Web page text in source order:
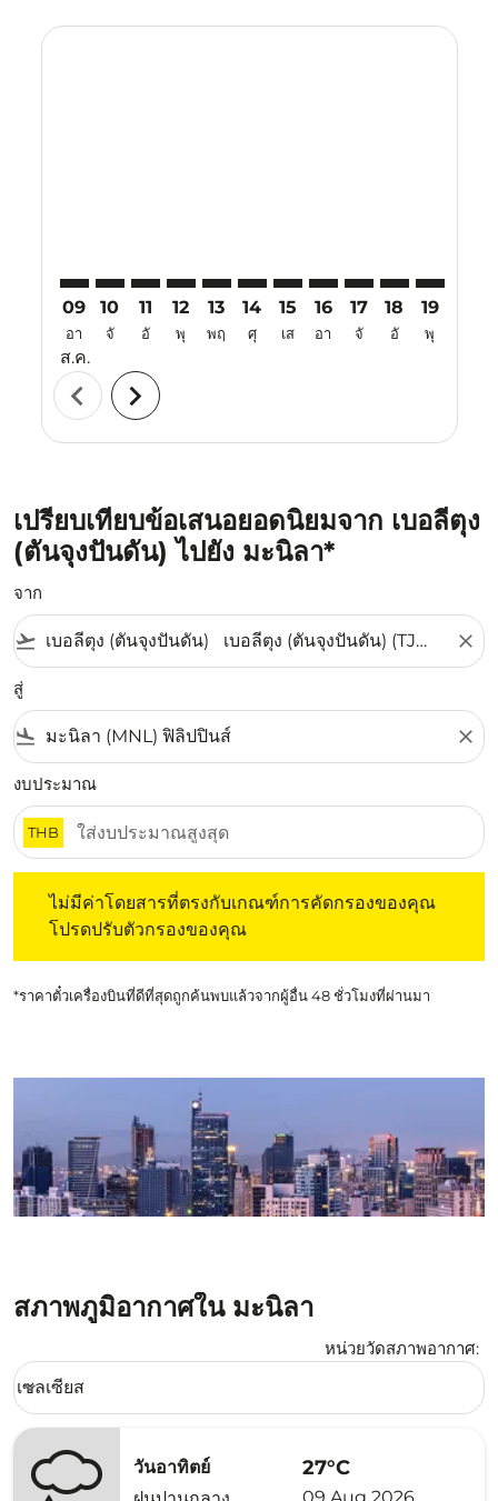
09
อา
ส.ค.
10
จั
11
อั
12
พุ
13
พฤ
14
ศุ
15
เส
16
อา
17
จั
18
อั
19
พุ
chevron_left chevron_right
เปรียบเทียบข้อเสนอยอดนิยมจาก เบอลีตุง
(ตันจุงปันดัน) ไปยัง มะนิลา*
จาก
flight_takeoff close
สู่
flight_land close
งบประมาณ
THB
ไม่มีค่าโดยสารที่ตรงกับเกณฑ์การคัดกรองของคุณ
โปรดปรับตัวกรองของคุณ
*ราคาตั๋วเครื่องบินที่ดีที่สุดถูกค้นพบแล้วจากผู้อื่น 48 ชั่วโมงที่ผ่านมา
สภาพภูมิอากาศใน มะนิลา
หน่วยวัดสภาพอากาศ:
Weather unit option เซลเซียส Selected
เซลเซียส
keyboard_arrow_down
วันอาทิตย์
27°C
09 Aug 2026